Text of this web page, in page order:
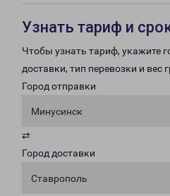
Узнать тариф и
Чтобы узнать тариф, укажите
доставки, тип перевозки и вес
Город отправки
Минусинск
⇄
Город доставки
Ставрополь